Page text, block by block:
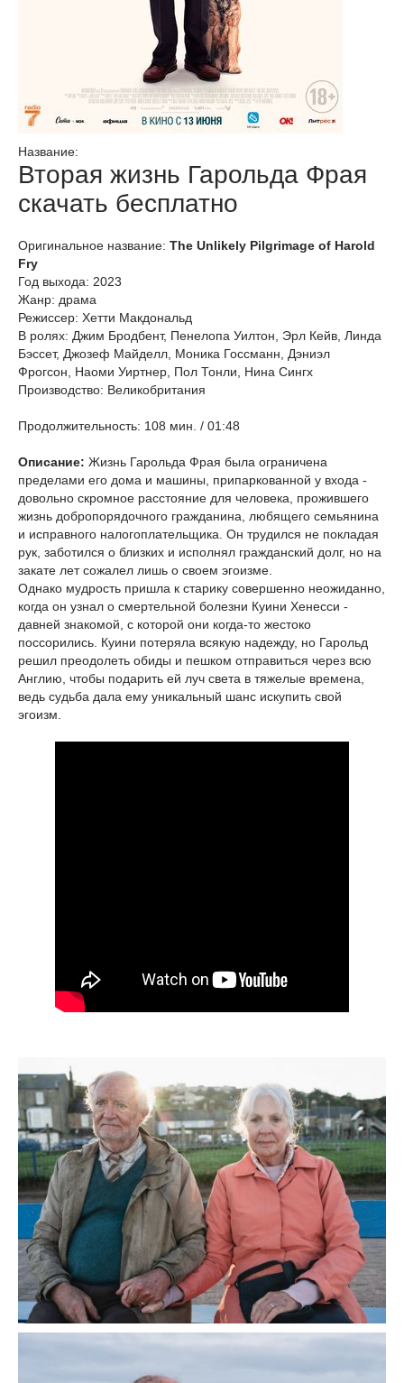
Название:
Вторая жизнь Гарольда Фрая
скачать бесплатно
Оригинальное название: The Unlikely Pilgrimage of Harold
Fry
Год выхода: 2023
Жанр: драма
Режиссер: Хетти Макдональд
В ролях: Джим Бродбент, Пенелопа Уилтон, Эрл Кейв, Линда
Бэссет, Джозеф Майделл, Моника Госсманн, Дэниэл
Фрогсон, Наоми Уиртнер, Пол Тонли, Нина Сингх
Производство: Великобритания
Продолжительность: 108 мин. / 01:48
Описание: Жизнь Гарольда Фрая была ограничена
пределами его дома и машины, припаркованной у входа -
довольно скромное расстояние для человека, прожившего
жизнь добропорядочного гражданина, любящего семьянина
и исправного налогоплательщика. Он трудился не покладая
рук, заботился о близких и исполнял гражданский долг, но на
закате лет сожалел лишь о своем эгоизме.
Однако мудрость пришла к старику совершенно неожиданно,
когда он узнал о смертельной болезни Куини Хенесси -
давней знакомой, с которой они когда-то жестоко
поссорились. Куини потеряла всякую надежду, но Гарольд
решил преодолеть обиды и пешком отправиться через всю
Англию, чтобы подарить ей луч света в тяжелые времена,
ведь судьба дала ему уникальный шанс искупить свой
эгоизм.